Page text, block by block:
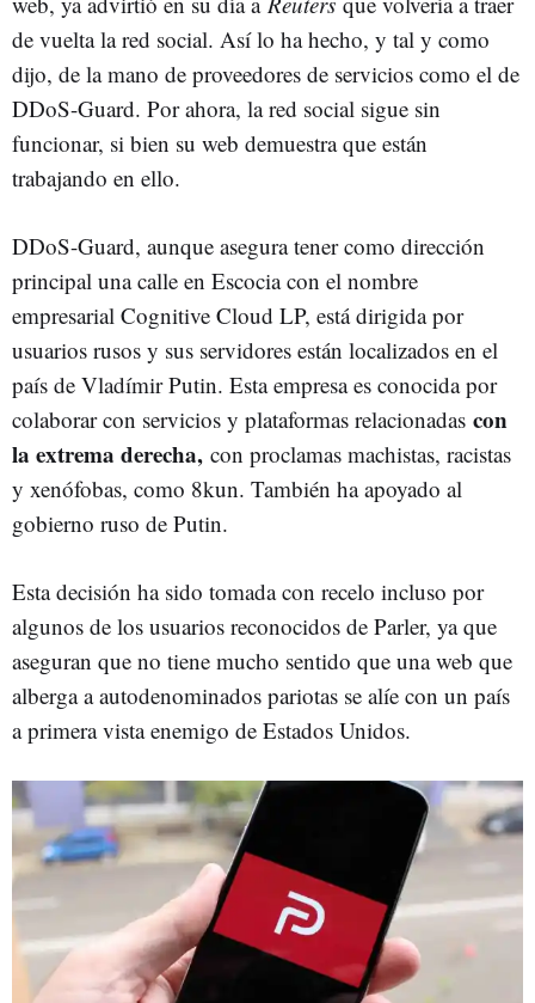
de vuelta la red social. Así lo ha hecho, y tal y como
dijo, de la mano de proveedores de servicios como el de
DDoS-Guard. Por ahora, la red social sigue sin
funcionar, si bien su web demuestra que están
trabajando en ello.
DDoS-Guard, aunque asegura tener como dirección
principal una calle en Escocia con el nombre
empresarial Cognitive Cloud LP, está dirigida por
usuarios rusos y sus servidores están localizados en el
país de Vladímir Putin. Esta empresa es conocida por
colaborar con servicios y plataformas relacionadas con
la extrema derecha, con proclamas machistas, racistas
y xenófobas, como 8kun. También ha apoyado al
gobierno ruso de Putin.
Esta decisión ha sido tomada con recelo incluso por
algunos de los usuarios reconocidos de Parler, ya que
aseguran que no tiene mucho sentido que una web que
alberga a autodenominados pariotas se alíe con un país
a primera vista enemigo de Estados Unidos.